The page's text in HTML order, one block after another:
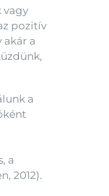
vagy
pozitív
akár a
a
a
2012).